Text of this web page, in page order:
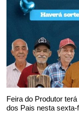
Feira do Produtor
dos Pais nesta sexta-